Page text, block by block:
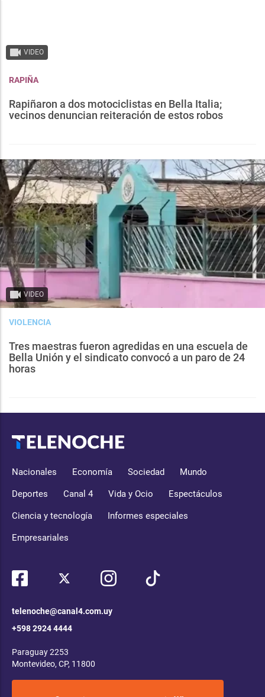
VIDEO
RAPIÑA
Rapiñaron a dos motociclistas en Bella Italia;
vecinos denuncian reiteración de estos robos
VIDEO
VIOLENCIA
Tres maestras fueron agredidas en una escuela de
Bella Unión y el sindicato convocó a un paro de 24
horas
Nacionales Economía Sociedad Mundo
Deportes Canal 4 Vida y Ocio Espectáculos
Ciencia y tecnología Informes especiales
Empresariales
telenoche@canal4.com.uy
+598 2924 4444
Paraguay 2253
Montevideo, CP, 11800